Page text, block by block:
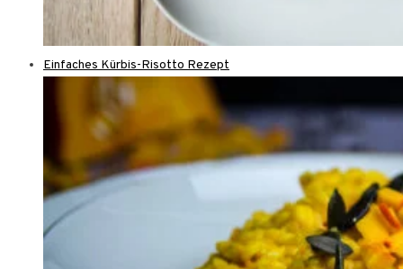
Einfaches Kürbis-Risotto Rezept